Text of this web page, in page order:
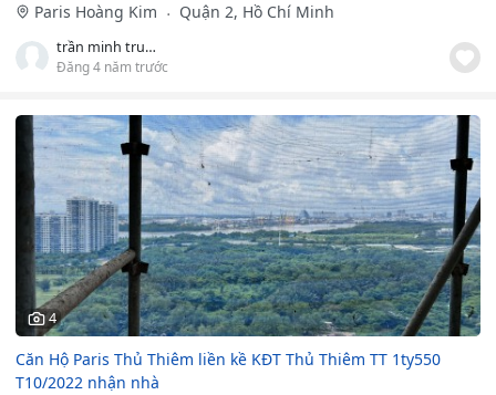
Paris Hoàng Kim
Quận 2, Hồ Chí Minh
trần minh trung
Đăng 4 năm trước
4
Căn Hộ Paris Thủ Thiêm liền kề KĐT Thủ Thiêm TT 1ty550
T10/2022 nhận nhà